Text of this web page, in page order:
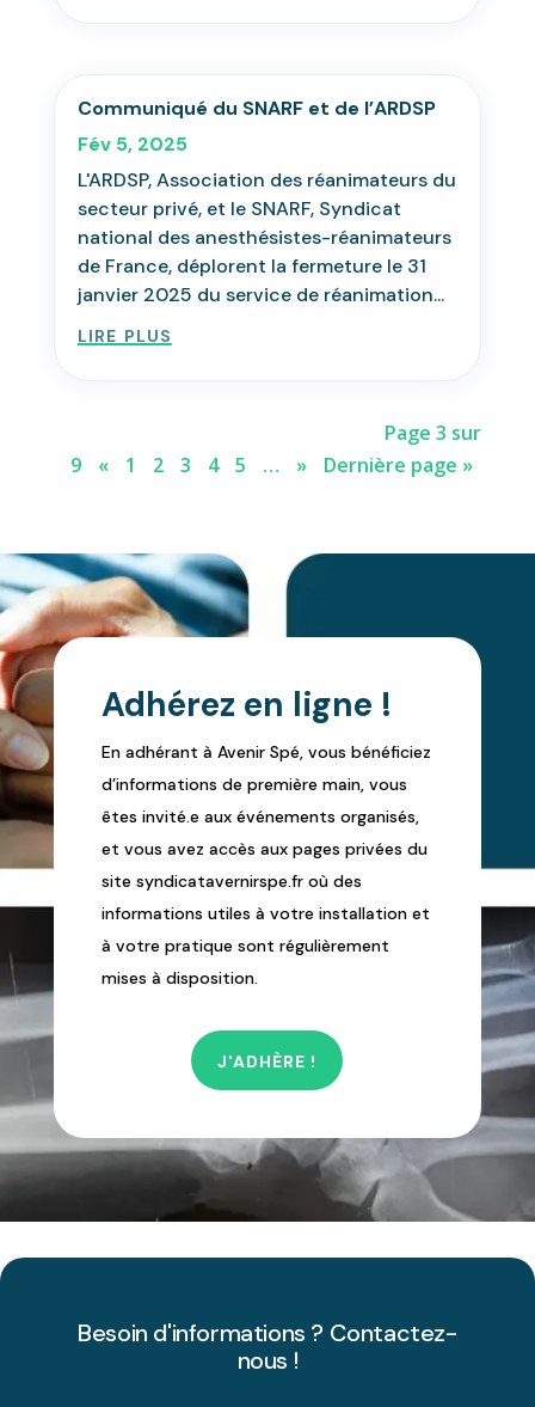
Communiqué du SNARF et de l’ARDSP
Fév 5, 2025
L'ARDSP, Association des réanimateurs du
secteur privé, et le SNARF, Syndicat
national des anesthésistes-réanimateurs
de France, déplorent la fermeture le 31
janvier 2025 du service de réanimation...
lire plus
Page 3 sur
9
« 1 2 3 4 5 … » Dernière page »
Adhérez en ligne !
En adhérant à Avenir Spé, vous bénéficiez
d’informations de première main, vous
êtes invité.e aux événements organisés,
et vous avez accès aux pages privées du
site syndicatavernirspe.fr où des
informations utiles à votre installation et
à votre pratique sont régulièrement
mises à disposition.
J'ADHÈRE !
Besoin d'informations ? Contactez-
nous !